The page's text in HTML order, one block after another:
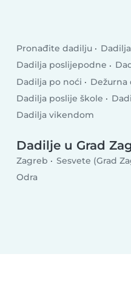
Pronađite dadilju
Dadilja poslijepodne
Dadilja po noći
Dežurna
Dadilja poslije škole
Dadilja vikendom
Dadilje u Grad
Zagreb Sesvete (Grad
Odra